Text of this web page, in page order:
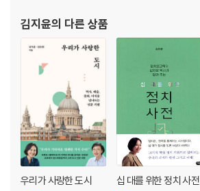
세 및 한국 사회, 리더십 등에 대해 이야
김지윤의 다른 상품
우리가 사랑한 도시 십 대를 위한 정치 사전